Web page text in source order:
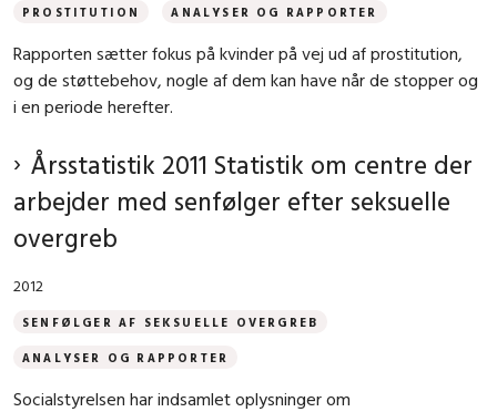
PROSTITUTION ANALYSER OG RAPPORTER
Rapporten sætter fokus på kvinder på vej ud af prostitution,
og de støttebehov, nogle af dem kan have når de stopper og
i en periode herefter.
Årsstatistik 2011 Statistik om centre der
arbejder med senfølger efter seksuelle
overgreb
2012
SENFØLGER AF SEKSUELLE OVERGREB
ANALYSER OG RAPPORTER
Socialstyrelsen har indsamlet oplysninger om